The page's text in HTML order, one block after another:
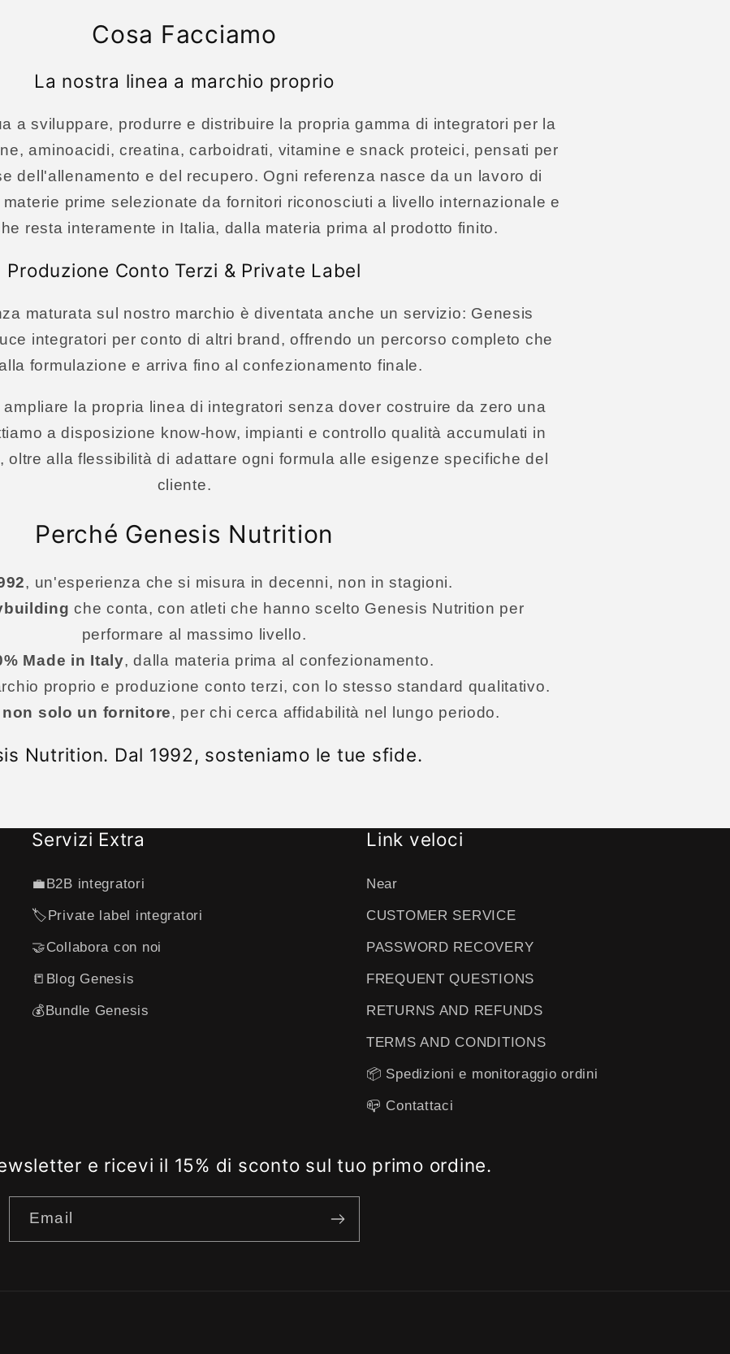
Cosa Facciamo
La nostra linea a marchio proprio
a sviluppare, produrre e distribuire la propria gamma di integratori per la
aminoacidi, creatina, carboidrati, vitamine e snack proteici, pensati per
dell'allenamento e del recupero. Ogni referenza nasce da un lavoro di
prime selezionate da fornitori riconosciuti a livello internazionale e
resta interamente in Italia, dalla materia prima al prodotto finito.
Produzione Conto Terzi & Private Label
maturata sul nostro marchio è diventata anche un servizio: Genesis
integratori per conto di altri brand, offrendo un percorso completo che
formulazione e arriva fino al confezionamento finale.
la propria linea di integratori senza dover costruire da zero una
a disposizione know-how, impianti e controllo qualità accumulati in
oltre alla flessibilità di adattare ogni formula alle esigenze specifiche del
cliente.
Perché Genesis Nutrition
, un'esperienza che si misura in decenni, non in stagioni.
che conta, con atleti che hanno scelto Genesis Nutrition per
performare al massimo livello.
Made in Italy, dalla materia prima al confezionamento.
proprio e produzione conto terzi, con lo stesso standard qualitativo.
non solo un fornitore, per chi cerca affidabilità nel lungo periodo.
Nutrition. Dal 1992, sosteniamo le tue sfide.
Servizi Extra
💼B2B integratori
🏷️Private label integratori
🤝Collabora con noi
📒Blog Genesis
💰Bundle Genesis
Link veloci
Near
CUSTOMER SERVICE
PASSWORD RECOVERY
FREQUENT QUESTIONS
RETURNS AND REFUNDS
TERMS AND CONDITIONS
📦 Spedizioni e monitoraggio ordini
📪 ​​Contattaci
e ricevi il 15% di sconto sul tuo primo ordine.
Email